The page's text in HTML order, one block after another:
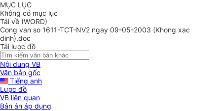
MỤC LỤC
Không có mục lục
Tải về (WORD)
Cong van so 1611-TCT-NV2 ngay 09-05-2003 (Khong xac
dinh).doc
Tải lược đồ
Nội dung VB
Văn bản gốc
Tiếng anh
Lược đồ
VB liên quan
Bản án áp dụng